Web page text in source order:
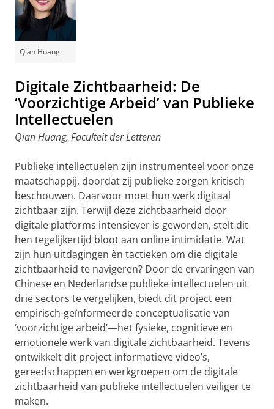
Qian Huang
Digitale Zichtbaarheid: De
‘Voorzichtige Arbeid’ van Publieke
Intellectuelen
Qian Huang, Faculteit der Letteren
Publieke intellectuelen zijn instrumenteel voor onze
maatschappij, doordat zij publieke zorgen kritisch
beschouwen. Daarvoor moet hun werk digitaal
zichtbaar zijn. Terwijl deze zichtbaarheid door
digitale platforms intensiever is geworden, stelt dit
hen tegelijkertijd bloot aan online intimidatie. Wat
zijn hun uitdagingen èn tactieken om die digitale
zichtbaarheid te navigeren? Door de ervaringen van
Chinese en Nederlandse publieke intellectuelen uit
drie sectors te vergelijken, biedt dit project een
empirisch-geïnformeerde conceptualisatie van
‘voorzichtige arbeid’—het fysieke, cognitieve en
emotionele werk van digitale zichtbaarheid. Tevens
ontwikkelt dit project informatieve video’s,
gereedschappen en werkgroepen om de digitale
zichtbaarheid van publieke intellectuelen veiliger te
maken.